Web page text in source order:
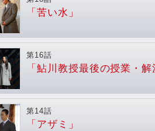
「苦い水」
第16話
「鮎川教授最後の授業・解
第14話
「アザミ」